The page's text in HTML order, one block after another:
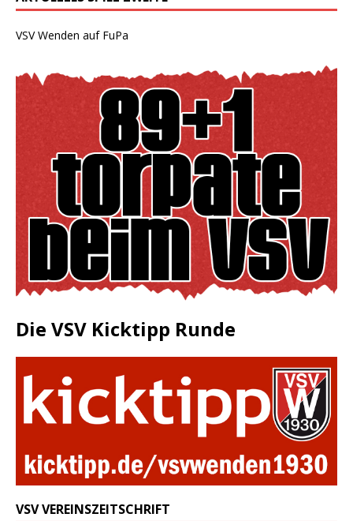
VSV Wenden auf FuPa
Die VSV Kicktipp Runde
VSV VEREINSZEITSCHRIFT